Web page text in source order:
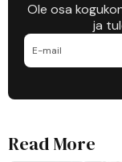
Ole osa
ja
Read More